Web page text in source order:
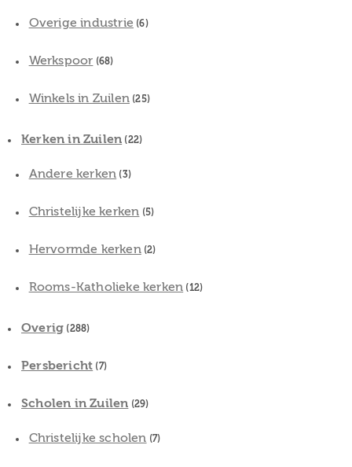
Overige industrie (6)
Werkspoor (68)
Winkels in Zuilen (25)
Kerken in Zuilen (22)
Andere kerken (3)
Christelijke kerken (5)
Hervormde kerken(2)
Rooms-Katholieke kerken (12)
Overig (288)
Persbericht (7)
Scholen in Zuilen (29)
Christelijke scholen (7)